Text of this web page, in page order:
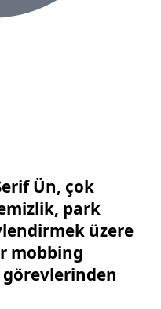
Ün, çok
park
üzere
mobbing
görevlerinden